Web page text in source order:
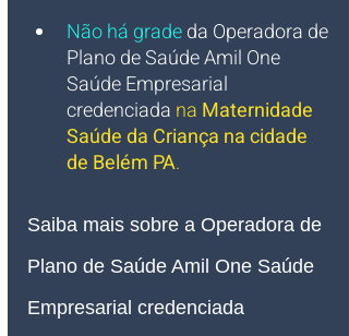
Não há grade da Operadora de
Plano de Saúde Amil One
Saúde Empresarial
credenciada na Maternidade
Saúde da Criança na cidade
de Belém PA.
Saiba mais sobre a Operadora de
Plano de Saúde Amil One Saúde
Empresarial credenciada